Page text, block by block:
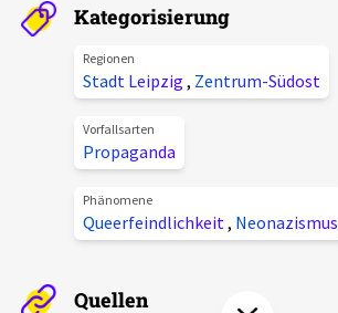
Podcasts
Kontakt
Unterstützer_innen
Spenden
chronik.LE in der Presse
Kategorisierung
Regionen
Stadt Leipzig , Zentrum-Südost
Vorfallsarten
Propaganda
Phänomene
Queerfeindlichkeit, Neonazismus
Quellen